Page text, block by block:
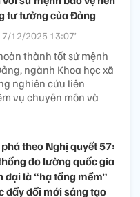
tư tưởng của Đảng
12/2025 13:07’
thành tốt sứ mệnh
ngành Khoa học xã
nghiên cứu liên
vụ chuyên môn và
theo Nghị quyết 57:
đo lường quốc gia
đại là “hạ tầng mềm”
đẩy đổi mới sáng tạo